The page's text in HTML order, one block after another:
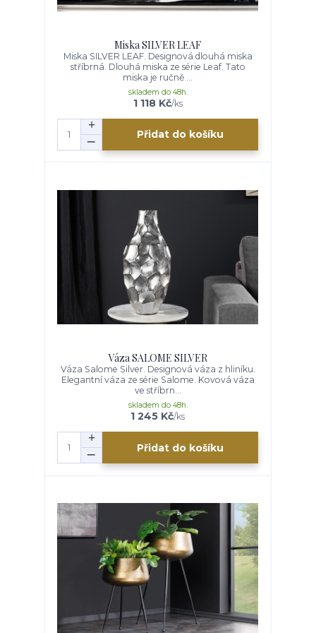
Miska SILVER LEAF
Miska SILVER LEAF. Designová dlouhá miska
stříbrná. Dlouhá miska ze série Leaf. Tato
miska je ručně ...
1 118 Kč/ks
skladem do 48h.
Přidat do košíku
Váza SALOME SILVER
Váza Salome Silver. Designová váza z hliníku.
Elegantní váza ze série Salome. Kovová váza
ve stříbrn...
1 245 Kč/ks
skladem do 48h.
Přidat do košíku